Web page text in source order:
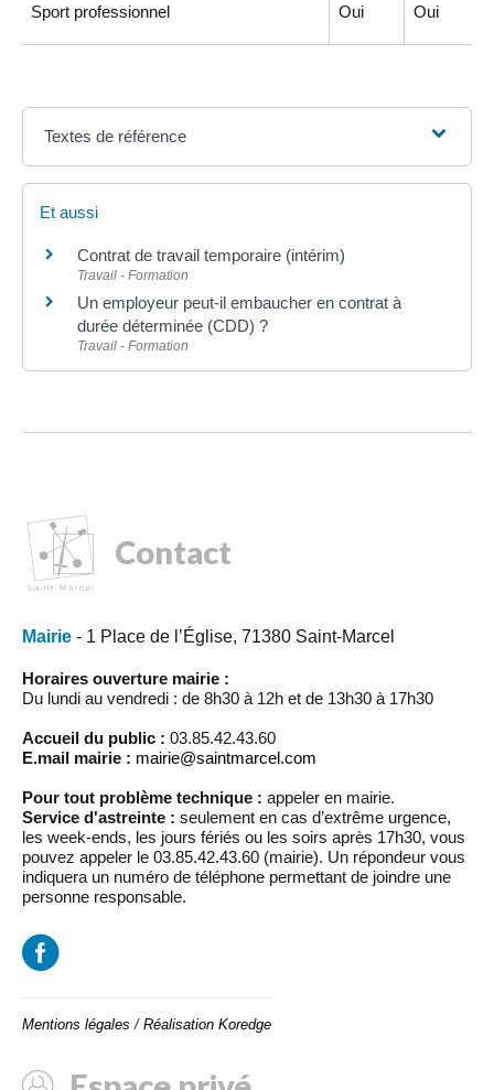
Sport professionnel Oui Oui
Textes de référence
Et aussi
Contrat de travail temporaire (intérim)
Travail - Formation
Un employeur peut-il embaucher en contrat à
durée déterminée (CDD) ?
Travail - Formation
Contact
Mairie - 1 Place de l’Église, 71380 Saint-Marcel
Horaires ouverture mairie :
Du lundi au vendredi : de 8h30 à 12h et de 13h30 à 17h30
Accueil du public : 03.85.42.43.60
E.mail mairie : mairie@saintmarcel.com
Pour tout problème technique : appeler en mairie.
Service d'astreinte : seulement en cas d’extrême urgence,
les week-ends, les jours fériés ou les soirs après 17h30, vous
pouvez appeler le 03.85.42.43.60 (mairie). Un répondeur vous
indiquera un numéro de téléphone permettant de joindre une
personne responsable.
Mentions légales / Réalisation Koredge